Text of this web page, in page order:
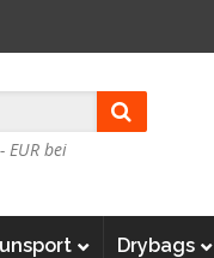
bei
Drybags